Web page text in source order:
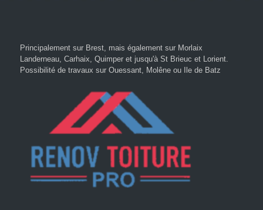
Principalement sur Brest, mais également sur Morlaix
Landerneau, Carhaix, Quimper et jusqu'à St Brieuc et Lorient.
Possibilité de travaux sur Ouessant, Molêne ou Ile de Batz